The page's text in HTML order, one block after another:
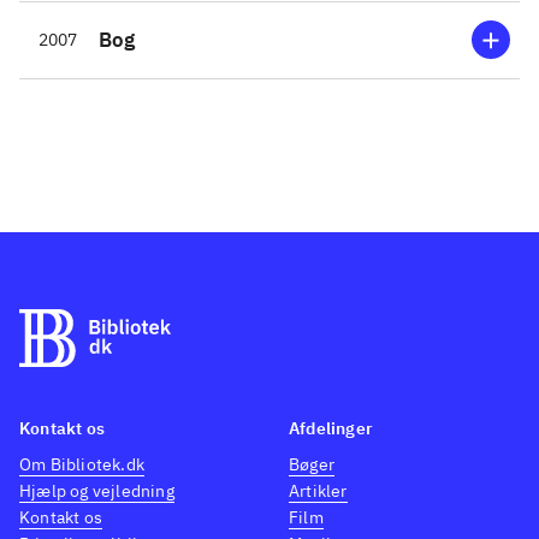
2007 Bog
Kontakt os
Om Bibliotek.dk
Hjælp og vejledning
Kontakt os
Afdelinger
Bøger
Artikler
Film